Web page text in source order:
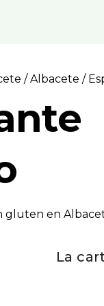
/Albacete /
gluten en
La